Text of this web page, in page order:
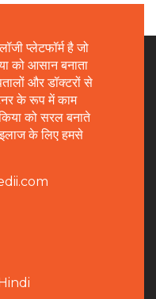
प्लेटफॉर्म है जो
को आसान बनाता
और डॉक्टरों से
के रूप में काम
को सरल बनाते
के लिए हमसे